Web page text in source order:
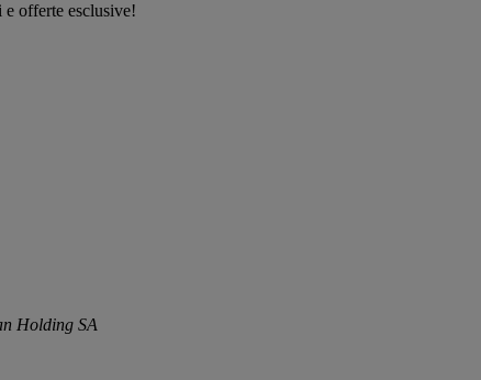
offerte esclusive!
Holding SA